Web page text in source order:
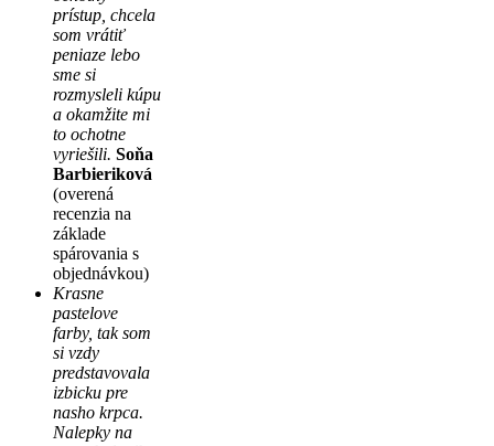
prístup, chcela
som vrátiť
peniaze lebo
sme si
rozmysleli kúpu
a okamžite mi
to ochotne
vyriešili. Soňa
Barbieriková
(overená
recenzia na
základe
spárovania s
objednávkou)
Krasne
pastelove
farby, tak som
si vzdy
predstavovala
izbicku pre
nasho krpca.
Nalepky na